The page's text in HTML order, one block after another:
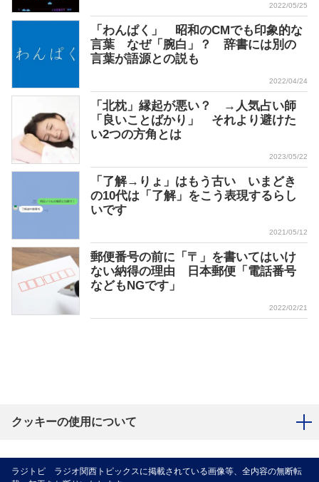
2022/05/25
「わんぱく」 昭和のCMでも印象的な
言葉 なぜ「腕白」？ 辞書には別の
言葉が語源との説も
2022/04/24
「北枕」縁起が悪い？ →人気占い師
「良いことばかり」 それより避けた
い2つの方角とは
2023/05/22
「了解→りょ」はもう古い いまどき
の10代は「了解」をこう表現するらし
いです
2021/05/12
郵便番号の前に「〒」を書いてはいけ
ない納得の理由 日本郵便「電話番号
などもNGです」
2022/02/21
クッキーの使用について
ラジトピ ラジオ関西トピックスに掲載されている画像等、全内容の無断転